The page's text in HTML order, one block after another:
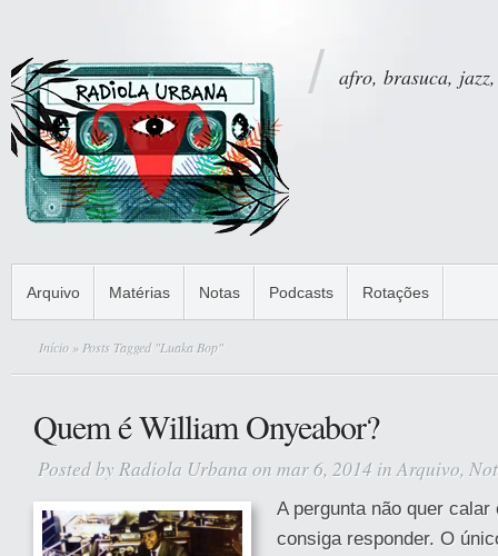
afro, brasuca,
Arquivo Matérias Notas Podcasts Rotações
Início » Posts Tagged "Luaka Bop"
Quem é William Onyeabor?
Posted by Radiola Urbana on mar 6, 2014 inArquivo,
A pergunta não quer calar
consiga responder. O